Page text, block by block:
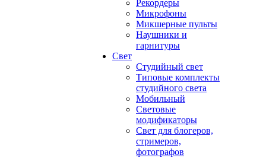
Рекордеры
Микрофоны
Микшерные пульты
Наушники и
гарнитуры
Свет
Студийный свет
Типовые комплекты
студийного света
Мобильный
Световые
модификаторы
Свет для блогеров,
стримеров,
фотографов